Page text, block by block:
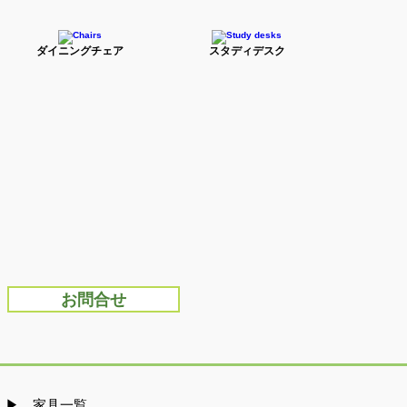
ダイニングチェア スタディデスク
お問合せ